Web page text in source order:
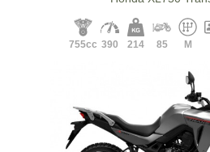
755cc 390 214 85 M